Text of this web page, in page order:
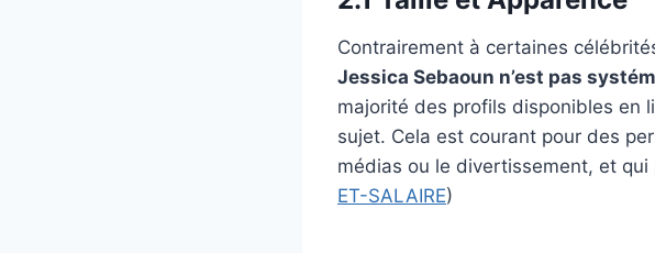
Contrairement à certaines
Jessica Sebaoun n’est pas
majorité des profils disponibles en
sujet. Cela est courant pour des
médias ou le divertissement, et
ET-SALAIRE)